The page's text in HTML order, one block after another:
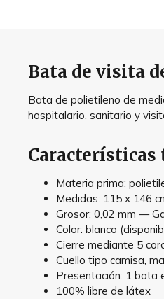
Bata de visita
Bata de polietileno de
hospitalario, sanitario y
Características
Materia prima:
Medidas: 115 x 146
Grosor: 0,02 mm —
Color: blanco
Cierre mediante 5
Cuello tipo camisa,
Presentación: 1 bata
100% libre de látex